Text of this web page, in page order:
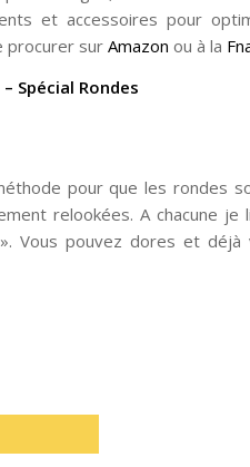
et accessoires pour
procurer surAmazon ou à la
Spécial Rondes
pour que les rondes
relookées. A chacune je
Vous pouvez dores et déjà